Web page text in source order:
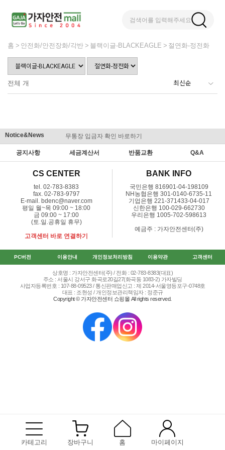
검색어를 입력해주세요
카테고리 장바구니 홈 마이페이지
홈 안전화/안전장화/각반 블랙이글-BLACKEAGLE 절연화-정전화
전체 개
Notice&News 무통장 입금자 확인 바로하기
공지사항 세금계산서 반품교환 Q&A
CS CENTER
tel. 02-783-8383
fax. 02-783-9797
E-mail. bdenc@naver.com
평일 월~목 09:00 ~ 18:00
금 09:00 ~ 17:00
(토.일.공휴일 휴무)
고객센터 바로 연결하기
BANK INFO
국민은행 816901-04-198109
NH농협은행 301-0140-6735-11
기업은행 221-371433-04-017
신한은행 100-029-662730
우리은행 1005-702-598613
예금주 : 가자안전센터(주)
PC버전 이용안내 개인정보처리방침 이용약관 고객센터
상호명 : 가자안전센터(주) / 전화 : 02-783-8383(대표)
주소 : 서울시 강서구 화곡로20길27(화곡동 1083-2) 가자빌딩
사업자등록번호 : 107-88-09523 / 통신판매업신고 : 제 2014-서울영등포구-0748호
대표 : 조현성 / 개인정보관리책임자 : 정준규
Copyright © 가자안전센터 쇼핑몰 All rights reserved.